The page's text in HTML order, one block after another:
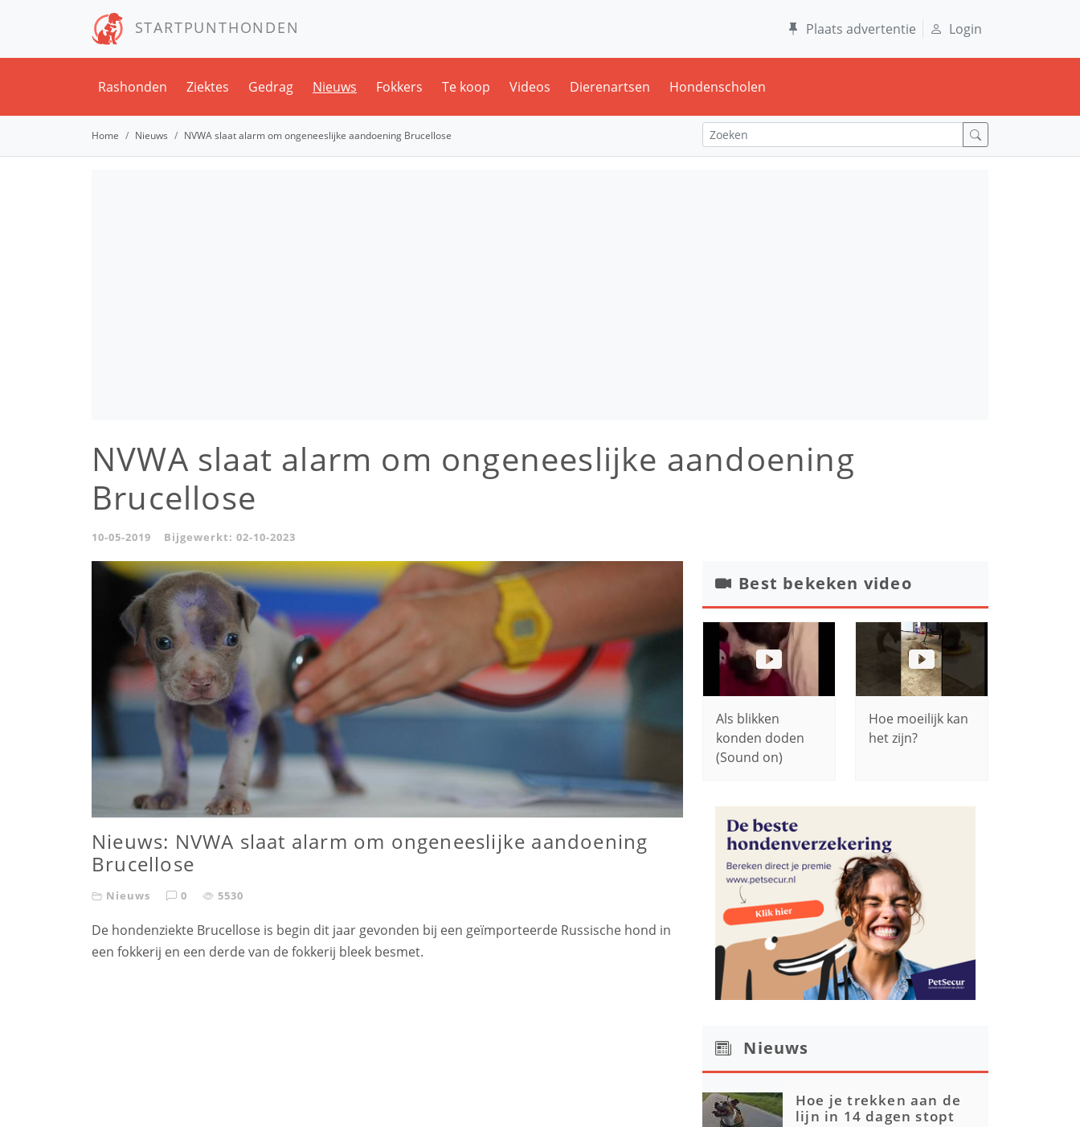
STARTPUNTHONDEN Plaats advertentie Login
Rashonden Ziektes Gedrag Nieuws Fokkers Te koop Videos Dierenartsen Hondenscholen
Home Nieuws NVWA slaat alarm om ongeneeslijke aandoening Brucellose
NVWA slaat alarm om ongeneeslijke aandoening
Brucellose
10-05-2019 Bijgewerkt: 02-10-2023
Nieuws: NVWA slaat alarm om ongeneeslijke aandoening
Brucellose
Nieuws 0 5530
De hondenziekte Brucellose is begin dit jaar gevonden bij een geïmporteerde Russische hond in
een fokkerij en een derde van de fokkerij bleek besmet.
Best bekeken video
Als blikken
konden doden
(Sound on)
Hoe moeilijk kan
het zijn?
Nieuws
Hoe je trekken aan de
lijn in 14 dagen stopt